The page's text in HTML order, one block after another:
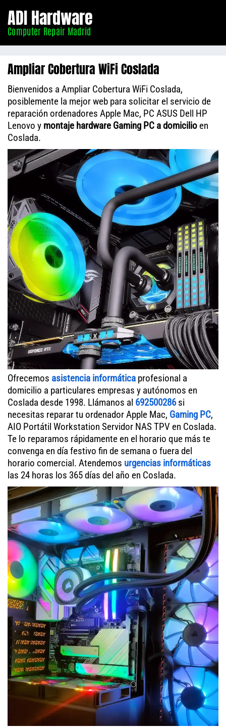
Madrid
ADI Hardware
Computer Repair Madrid
Ampliar Cobertura WiFi Coslada
Bienvenidos a Ampliar Cobertura WiFi Coslada,
posiblemente la mejor web para solicitar el servicio de
reparación ordenadores Apple Mac, PC ASUS Dell HP
Lenovo y montaje hardware Gaming PC a domicilio en
Coslada.
Ofrecemos asistencia informática profesional a
domicilio a particulares empresas y autónomos en
Coslada desde 1998. Llámanos al 692500286si
necesitas reparar tu ordenador Apple Mac, Gaming PC,
AIO Portátil Workstation Servidor NAS TPV en Coslada.
Te lo reparamos rápidamente en el horario que más te
convenga en día festivo fin de semana o fuera del
horario comercial. Atendemos urgencias informáticas
las 24 horas los 365 días del año en Coslada.